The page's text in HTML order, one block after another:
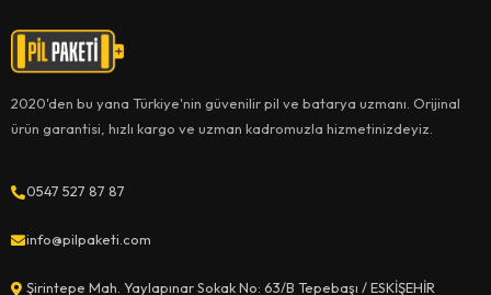
2020'den bu yana Türkiye'nin güvenilir pil ve batarya uzmanı. Orijinal
ürün garantisi, hızlı kargo ve uzman kadromuzla hizmetinizdeyiz.
0547 527 87 87
info@pilpaketi.com
Şirintepe Mah. Yaylapınar Sokak No: 63/B Tepebaşı / ESKİŞEHİR